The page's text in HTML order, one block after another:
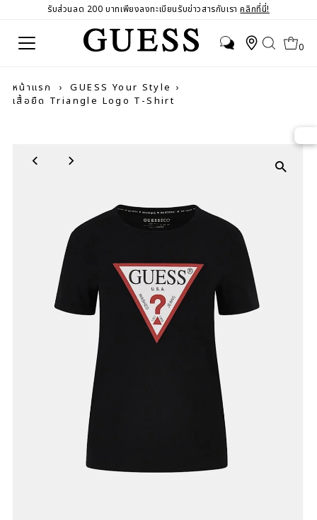
รับส่วนลด 200 บาทเพียงลงทะเบียนรับข่าวสารกับเราคลิกที่นี่!
0
หน้าแรก › GUESS Your Style ›
เสื้อยืด Triangle Logo T-Shirt